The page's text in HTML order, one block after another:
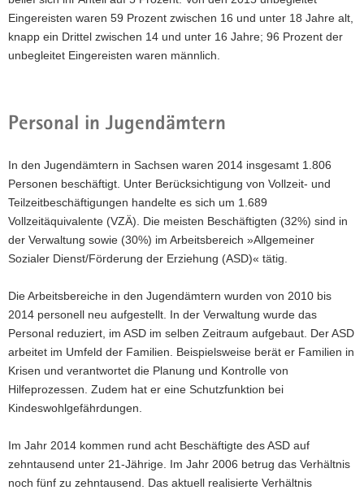
Eingereisten waren 59 Prozent zwischen 16 und unter 18 Jahre alt,
knapp ein Drittel zwischen 14 und unter 16 Jahre; 96 Prozent der
unbegleitet Eingereisten waren männlich.
Personal in Jugendämtern
In den Jugendämtern in Sachsen waren 2014 insgesamt 1.806
Personen beschäftigt. Unter Berücksichtigung von Vollzeit- und
Teilzeitbeschäftigungen handelte es sich um 1.689
Vollzeitäquivalente (VZÄ). Die meisten Beschäftigten (32%) sind in
der Verwaltung sowie (30%) im Arbeitsbereich »Allgemeiner
Sozialer Dienst/Förderung der Erziehung (ASD)« tätig.
Die Arbeitsbereiche in den Jugendämtern wurden von 2010 bis
2014 personell neu aufgestellt. In der Verwaltung wurde das
Personal reduziert, im ASD im selben Zeitraum aufgebaut. Der ASD
arbeitet im Umfeld der Familien. Beispielsweise berät er Familien in
Krisen und verantwortet die Planung und Kontrolle von
Hilfeprozessen. Zudem hat er eine Schutzfunktion bei
Kindeswohlgefährdungen.
Im Jahr 2014 kommen rund acht Beschäftigte des ASD auf
zehntausend unter 21-Jährige. Im Jahr 2006 betrug das Verhältnis
noch fünf zu zehntausend. Das aktuell realisierte Verhältnis